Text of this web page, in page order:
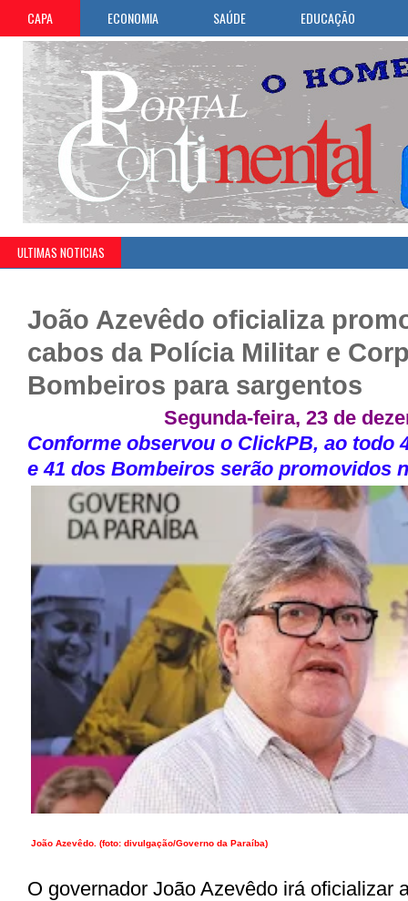
CAPA ECONOMIA SAÚDE EDUCAÇÃO
ULTIMAS NOTICIAS
João Azevêdo oficializa
cabos da Polícia Militar e
Bombeiros para sargentos
Segunda-feira, 23 de
Conforme observou o ClickPB, ao todo
e 41 dos Bombeiros serão promovidos
João Azevêdo. (foto: divulgação/Governo da Paraíba)
O governador João Azevêdo irá oficializar